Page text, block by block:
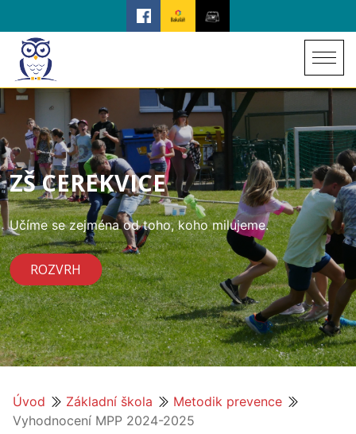
ZŠ CEREKVICE
Učíme se zejména od toho, koho milujeme.
ROZVRH
Úvod Základní škola
Metodik prevence
Vyhodnocení MPP 2024-2025